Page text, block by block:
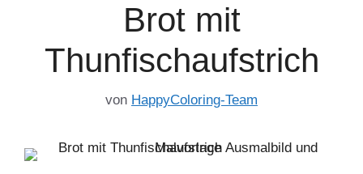
Brot mit
Thunfischaufstrich
von HappyColoring-Team